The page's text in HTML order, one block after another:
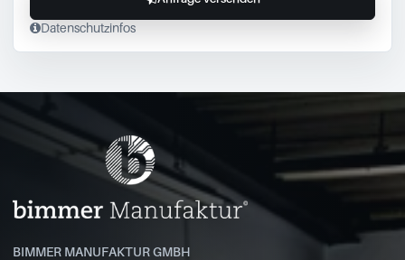
Datenschutzinfos
BIMMER MANUFAKTUR GMBH